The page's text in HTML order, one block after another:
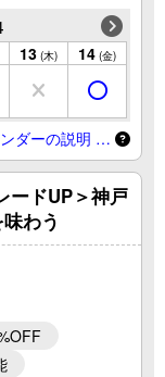
13 (木) 14 (金)
ダーの説明 …
ードUP＞神戸
わう